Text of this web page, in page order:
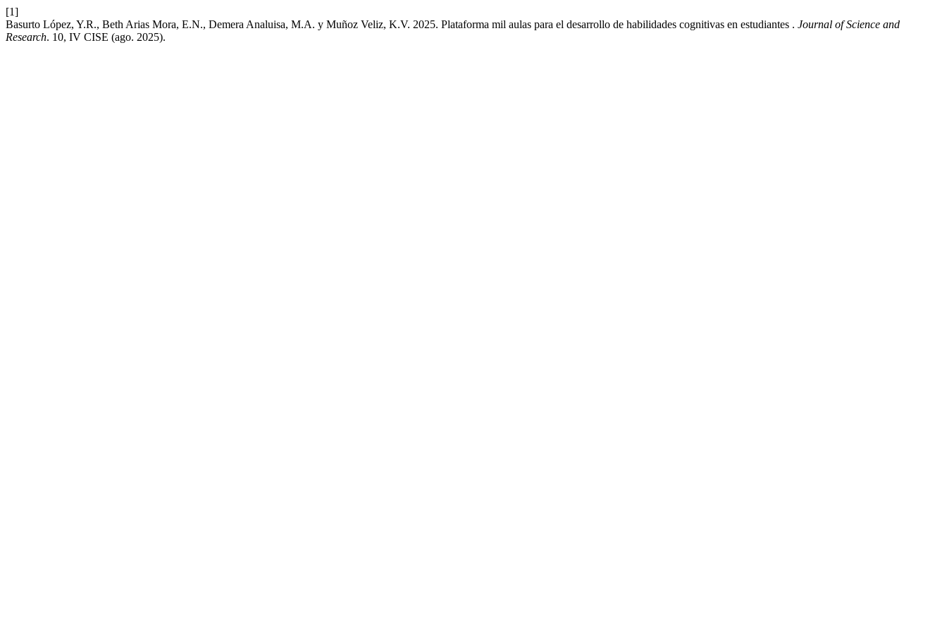
[1]
Basurto López, Y.R., Beth Arias Mora, E.N., Demera Analuisa, M.A. y Muñoz Veliz, K.V. 2025. Plataforma mil aulas para el desarrollo de habilidades cognitivas en estudiantes . Journal of Science and
Research. 10, IV CISE (ago. 2025).